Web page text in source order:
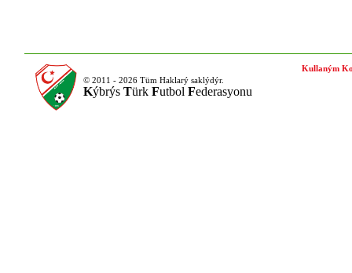
© 2011 - 2026 Tüm Haklarý saklýdýr.
Kýbrýs Türk Futbol Federasyonu
Kullaným